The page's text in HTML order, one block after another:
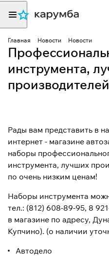
Главная Новости Новости
инструмента,
Рады вам представить в
интернет - магазине
наборы
инструмента, лучших
по очень низким ценам!
Наборы инструмента
тел.: (812) 608-89-95, 8
в магазине по адресу,
Купчино). (о наличии
Автодело